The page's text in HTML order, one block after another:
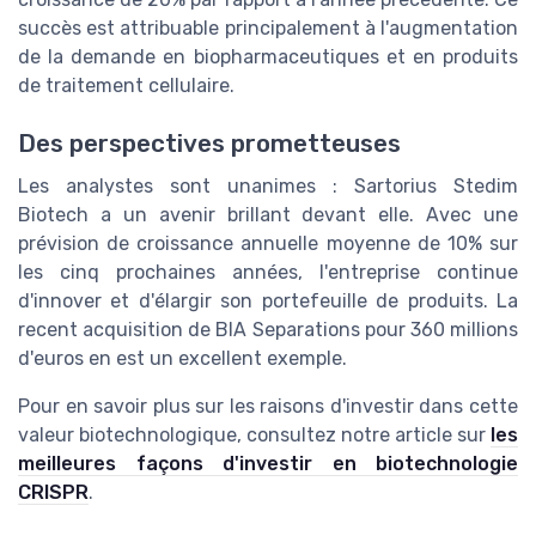
succès est attribuable principalement à l'augmentation
de la demande en biopharmaceutiques et en produits
de traitement cellulaire.
Des perspectives prometteuses
Les analystes sont unanimes : Sartorius Stedim
Biotech a un avenir brillant devant elle. Avec une
prévision de croissance annuelle moyenne de 10% sur
les cinq prochaines années, l'entreprise continue
d'innover et d'élargir son portefeuille de produits. La
recent acquisition de BIA Separations pour 360 millions
d'euros en est un excellent exemple.
Pour en savoir plus sur les raisons d'investir dans cette
valeur biotechnologique, consultez notre article sur les
meilleures façons d'investir en biotechnologie
CRISPR.